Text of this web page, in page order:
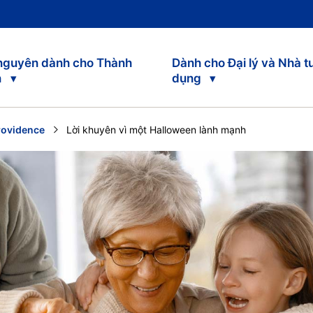
dành cho Thành
Dành cho Đại lý và Nhà
dụng
Current:
Lời khuyên vì một Halloween lành mạnh